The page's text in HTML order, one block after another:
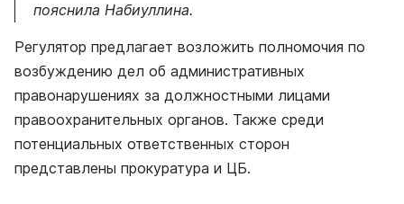
пояснила Набиуллина.
Регулятор предлагает возложить полномочия по
возбуждению дел об административных
правонарушениях за должностными лицами
правоохранительных органов. Также среди
потенциальных ответственных сторон
представлены прокуратура и ЦБ.